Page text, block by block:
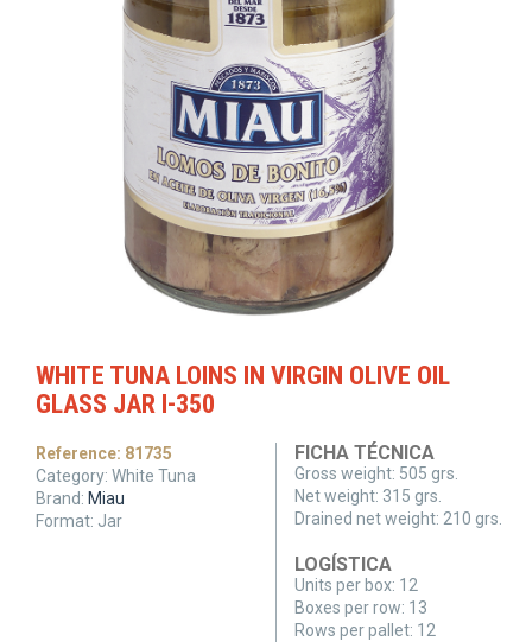
WHITE TUNA LOINS IN VIRGIN OLIVE OIL
GLASS JAR I-350
Reference: 81735
Category: White Tuna
Brand: Miau
Format: Jar
FICHA TÉCNICA
Gross weight: 505 grs.
Net weight: 315 grs.
Drained net weight: 210 grs.
LOGÍSTICA
Units per box: 12
Boxes per row: 13
Rows per pallet: 12